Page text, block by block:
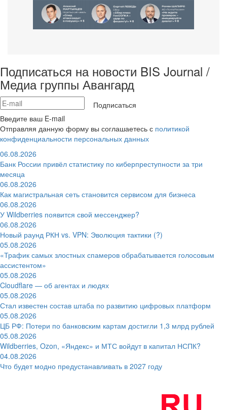
Подписаться на новости BIS Journal /
Медиа группы Авангард
Подписаться
Введите ваш E-mail
Отправляя данную форму вы соглашаетесь с политикой
конфиденциальности персональных данных
06.08.2026
Банк России привёл статистику по киберпреступности за три
месяца
06.08.2026
Как магистральная сеть становится сервисом для бизнеса
06.08.2026
У Wildberries появится свой мессенджер?
06.08.2026
Новый раунд РКН vs. VPN: Эволюция тактики (?)
05.08.2026
«Трафик самых злостных спамеров обрабатывается голосовым
ассистентом»
05.08.2026
Cloudflare — об агентах и людях
05.08.2026
Стал известен состав штаба по развитию цифровых платформ
05.08.2026
ЦБ РФ: Потери по банковским картам достигли 1,3 млрд рублей
05.08.2026
Wildberries, Ozon, «Яндекс» и МТС войдут в капитал НСПК?
04.08.2026
Что будет модно предустанавливать в 2027 году